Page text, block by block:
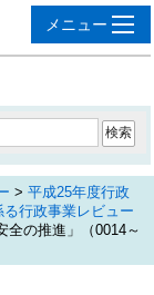
> 平成25年度行政
行政事業レビュー
全の推進」（0014～